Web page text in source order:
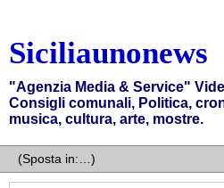
Siciliaunonews
"Agenzia Media & Service"
Consigli comunali, Politica,
musica, cultura, arte, mostre.